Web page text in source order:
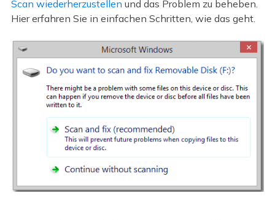
Scan wiederherzustellen und das Problem zu beheben.
Hier erfahren Sie in einfachen Schritten, wie das geht.